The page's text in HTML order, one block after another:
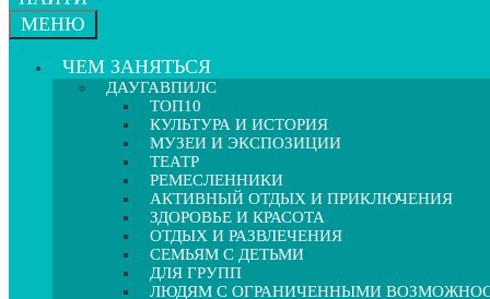
МЕНЮ
ЧЕМ ЗАНЯТЬСЯ
ДАУГАВПИЛС
ТОП10
КУЛЬТУРА И ИСТОРИЯ
МУЗЕИ И ЭКСПОЗИЦИИ
ТЕАТР
РЕМЕСЛЕННИКИ
АКТИВНЫЙ ОТДЫХ И ПРИКЛЮЧЕНИЯ
ЗДОРОВЬЕ И КРАСОТА
ОТДЫХ И РАЗВЛЕЧЕНИЯ
СЕМЬЯМ С ДЕТЬМИ
ДЛЯ ГРУПП
ЛЮДЯМ С ОГРАНИЧЕННЫМИ